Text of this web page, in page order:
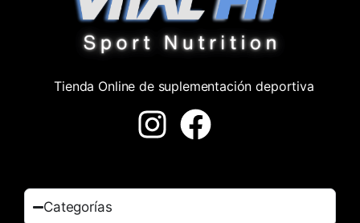
Tienda Online de suplementación deportiva
Categorías